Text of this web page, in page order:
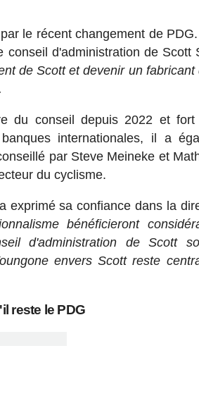
le récent changement de
conseil d'administration de Scott
de Scott et devenir un fabricant
du conseil depuis 2022 et
internationales, il a
par Steve Meineke et
du cyclisme.
exprimé sa confiance dans la
bénéficieront
d'administration de Scott
envers Scott reste
reste le PDG